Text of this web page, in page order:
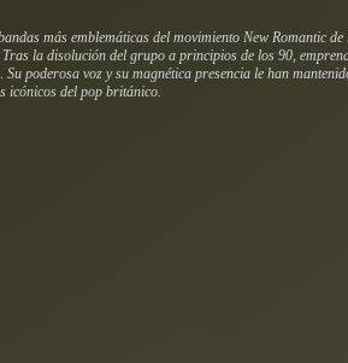
más emblemáticas del movimiento New Romantic
la disolución del grupo a principios de los 90,
poderosa voz y su magnética presencia le han
icónicos del pop británico.